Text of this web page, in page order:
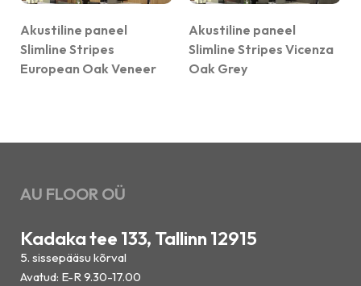
Akustiline paneel
Slimline Stripes
European Oak Veneer
Akustiline paneel
Slimline Stripes Vicenza
Oak Grey
AU FLOOR OÜ
Kadaka tee 133, Tallinn 12915
5. sissepääsu kõrval
Avatud: E-R 9.30-17.00